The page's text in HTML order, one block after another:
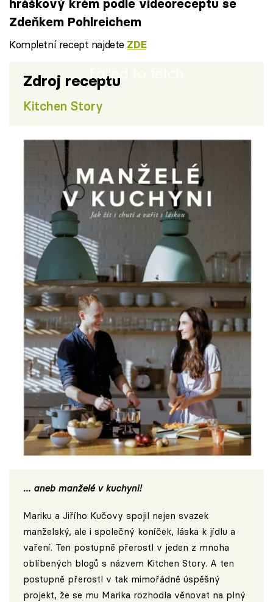
hráškový krém podle videoreceptu se
Zdeňkem Pohlreichem
Kompletní recept najdete ZDE
Failed to fetch
Zdroj receptu
Kitchen Story
… aneb manželé v kuchyni!
Mariku a Jiřího Kučovy spojil nejen svazek
manželský, ale i společný koníček, láska k jídlu a
vaření. Ten postupně přerostl v jeden z mnoha
oblíbených blogů s názvem Kitchen Story. A ten
postupně přerostl v tak mimořádně úspěšný
projekt, že se mu Marika rozhodla věnovat na plný